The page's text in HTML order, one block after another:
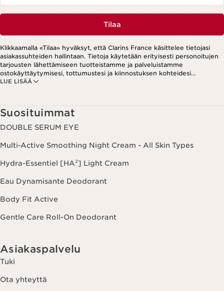
Tilaa
LUE LISÄÄ
Klikkaamalla «Tilaa» hyväksyt, että Clarins France käsittelee tietojasi
asiakassuhteiden hallintaan. Tietoja käytetään erityisesti personoitujen
tarjousten lähettämiseen tuotteistamme ja palveluistamme
ostokäyttäytymisesi, tottumustesi ja kiinnostuksen kohteidesi
perusteella. Tarjouksia voidaan esittää myös sosiaalisessa mediassa ja
klikkaamalla uutiskirjeen jokaisessa viestissä olevaa peruutuslinkkiä.
Lisätietoa tietojesi käsittelystä ja oikeuksistasi löydät
tietosuojakäytännöstämme.
Suosituimmat
DOUBLE SERUM EYE
Multi-Active Smoothing Night Cream - All Skin Types
Hydra-Essentiel [HA²] Light Cream
Eau Dynamisante Deodorant
Body Fit Active
Gentle Care Roll-On Deodorant
Asiakaspalvelu
Tuki
Ota yhteyttä